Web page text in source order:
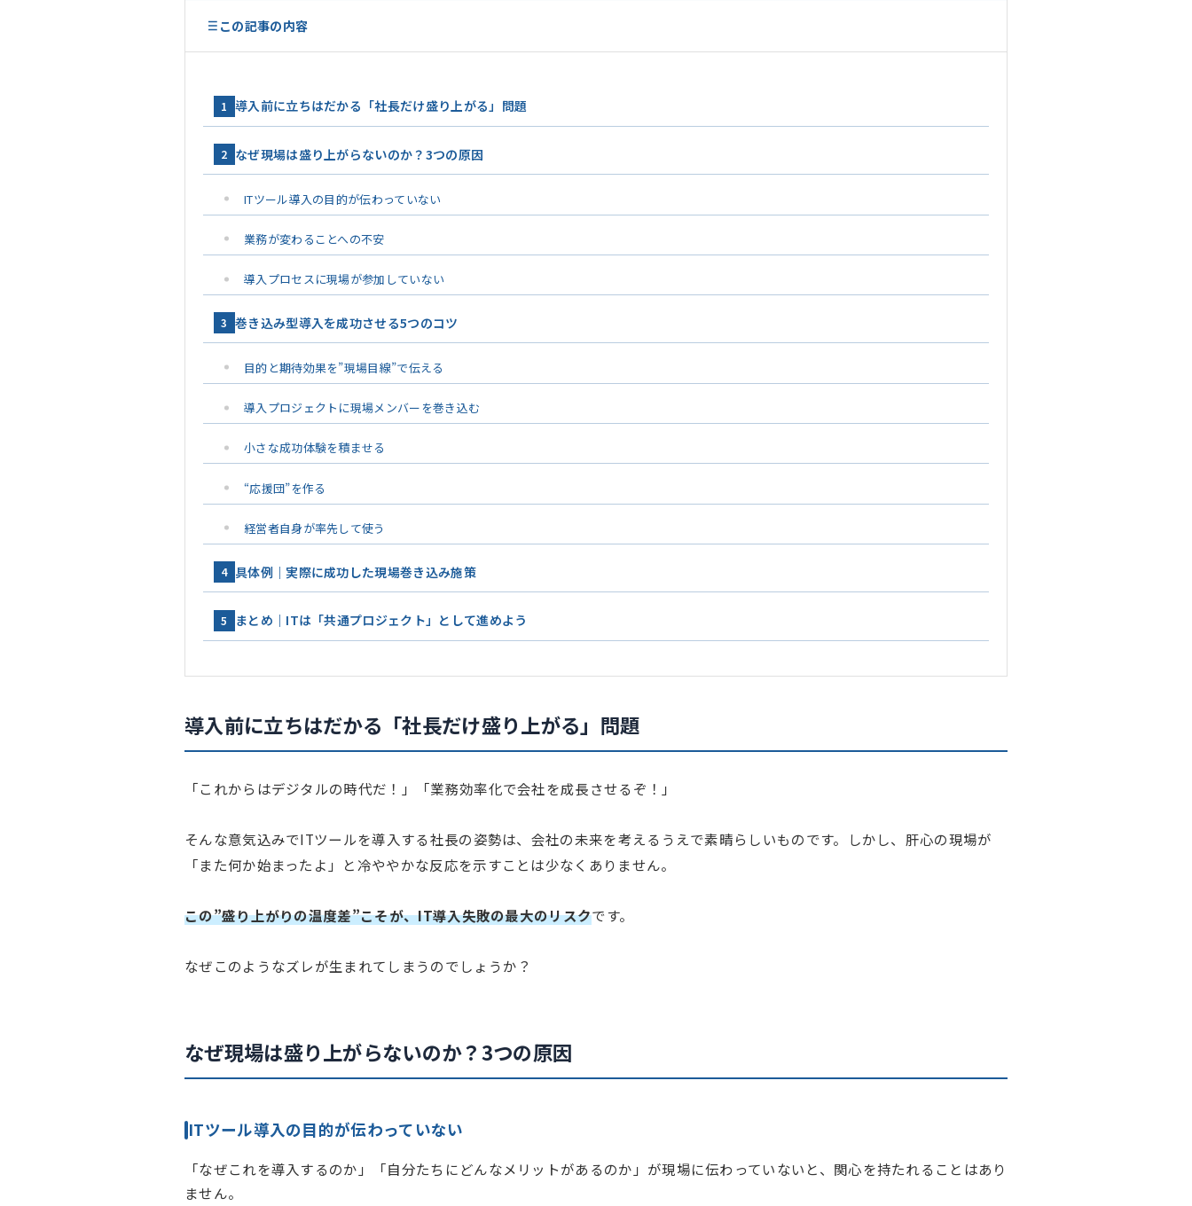
この記事の内容
1 導入前に立ちはだかる「社長だけ盛り上がる」問題
2 なぜ現場は盛り上がらないのか？3つの原因
ITツール導入の目的が伝わっていない
業務が変わることへの不安
導入プロセスに現場が参加していない
3 巻き込み型導入を成功させる5つのコツ
目的と期待効果を”現場目線”で伝える
導入プロジェクトに現場メンバーを巻き込む
小さな成功体験を積ませる
“応援団”を作る
経営者自身が率先して使う
4 具体例｜実際に成功した現場巻き込み施策
5 まとめ｜ITは「共通プロジェクト」として進めよう
導入前に立ちはだかる「社長だけ盛り上がる」問題
「これからはデジタルの時代だ！」「業務効率化で会社を成長させるぞ！」
そんな意気込みでITツールを導入する社長の姿勢は、会社の未来を考えるうえで素晴らしいものです。しかし、肝心の現場が
「また何か始まったよ」と冷ややかな反応を示すことは少なくありません。
この”盛り上がりの温度差”こそが、IT導入失敗の最大のリスクです。
なぜこのようなズレが生まれてしまうのでしょうか？
なぜ現場は盛り上がらないのか？3つの原因
ITツール導入の目的が伝わっていない
「なぜこれを導入するのか」「自分たちにどんなメリットがあるのか」が現場に伝わっていないと、関心を持たれることはあり
ません。